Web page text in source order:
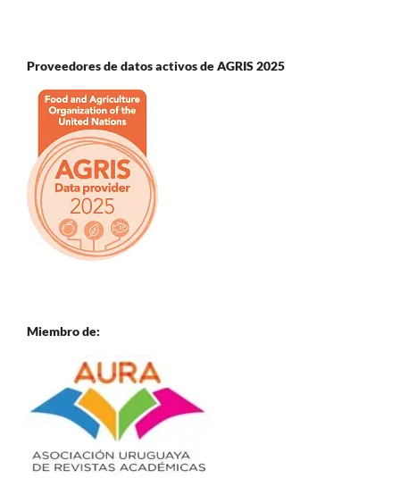
Proveedores de datos activos de AGRIS 2025
Miembro de: